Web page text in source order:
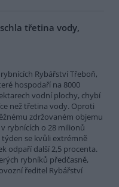
třetina vody,
Rybářství Třeboň,
hospodaří na 8000
vodní plochy, chybí
než třetina vody. Oproti
zdržovaném objemu
rybnících o 28 milionů
se kvůli extrémně
odpaří další 2,5 procenta.
rybníků předčasně,
ředitel Rybářství